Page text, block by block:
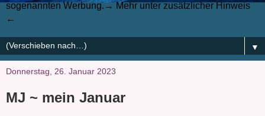
sogenannten Werbung.→ Mehr unter zusätzlicher Hinweis
←
▼
Donnerstag, 26. Januar 2023
MJ ~ mein Januar